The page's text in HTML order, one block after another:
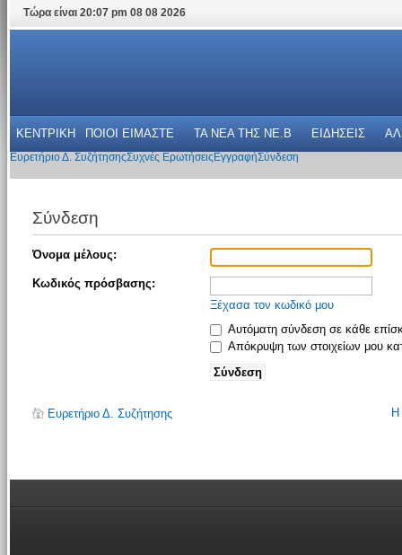
Τώρα είναι 20:07 pm 08 08 2026
ΚΕΝΤΡΙΚΗ ΠΟΙΟΙ ΕΙΜΑΣΤΕ ΤΑ ΝΕΑ THΣ NE.B ΕΙΔΗΣΕΙΣ
Ευρετήριο Δ. ΣυζήτησηςΣυχνές Ερωτήσεις ΕγγραφήΣύνδεση
Σύνδεση
Όνομα μέλους:
Κωδικός πρόσβασης:
Ξέχασα τον κωδικό μου
Αυτόματη σύνδεση σε κάθε
Απόκρυψη των στοιχείων μου
Ευρετήριο Δ. Συζήτησης Η